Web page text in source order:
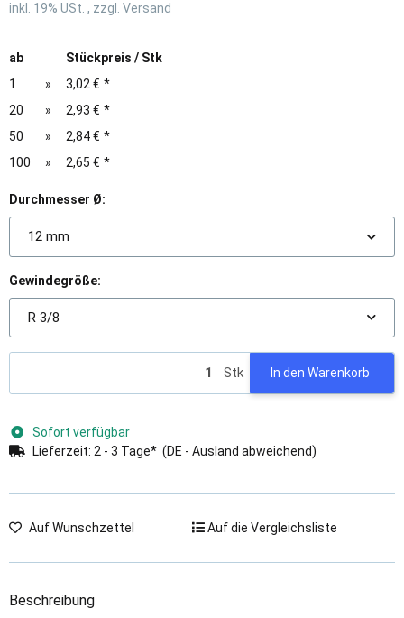
inkl. 19% USt. , zzgl. Versand
ab
Stückpreis / Stk
1
» 3,02 € *
20
» 2,93 € *
50
» 2,84 € *
100
» 2,65 € *
Durchmesser Ø:
12 mm
Gewindegröße:
R 3/8
Stk In den Warenkorb
Sofort verfügbar
Lieferzeit: 2 - 3 Tage* (DE - Ausland abweichend)
Auf Wunschzettel Auf die Vergleichsliste
Beschreibung